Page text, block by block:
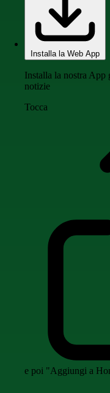
Installa la Web App
Installa la nostra App
notizie
Tocca
e poi "Aggiungi a